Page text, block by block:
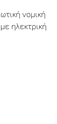
νομική
ηλεκτρική